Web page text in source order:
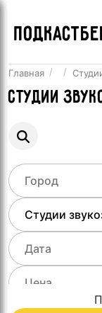
Главная
Студии